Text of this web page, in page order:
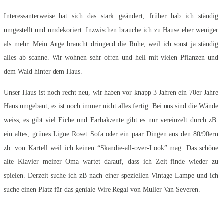
Interessanterweise hat sich das stark geändert, früher hab ich ständig
umgestellt und umdekoriert. Inzwischen brauche ich zu Hause eher weniger
als mehr. Mein Auge braucht dringend die Ruhe, weil ich sonst ja ständig
alles ab scanne. Wir wohnen sehr offen und hell mit vielen Pflanzen und
dem Wald hinter dem Haus.
Unser Haus ist noch recht neu, wir haben vor knapp 3 Jahren ein 70er Jahre
Haus umgebaut, es ist noch immer nicht alles fertig. Bei uns sind die Wände
weiss, es gibt viel Eiche und Farbakzente gibt es nur vereinzelt durch zB.
ein altes, grünes Ligne Roset Sofa oder ein paar Dingen aus den 80/90ern
zb. von Kartell weil ich keinen “Skandie-all-over-Look” mag. Das schöne
alte Klavier meiner Oma wartet darauf, dass ich Zeit finde wieder zu
spielen. Derzeit suche ich zB nach einer speziellen Vintage Lampe und ich
suche einen Platz für das geniale Wire Regal von Muller Van Severen.